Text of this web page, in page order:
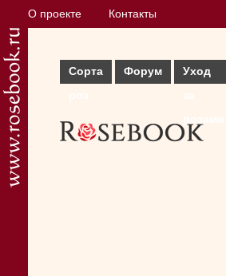
О проекте Контакты
Сорта
Форум
Уход